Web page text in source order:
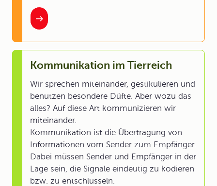
Kommunikation im Tierreich
Wir sprechen miteinander, gestikulieren und
benutzen besondere Düfte. Aber wozu das
alles? Auf diese Art kommunizieren wir
miteinander.
Kommunikation ist die Übertragung von
Informationen vom Sender zum Empfänger.
Dabei müssen Sender und Empfänger in der
Lage sein, die Signale eindeutig zu kodieren
bzw. zu entschlüsseln.